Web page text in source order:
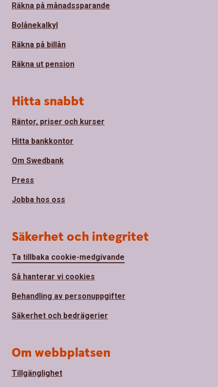
Räkna på månadssparande
Bolånekalkyl
Räkna på billån
Räkna ut pension
Hitta snabbt
Räntor, priser och kurser
Hitta bankkontor
Om Swedbank
Press
Jobba hos oss
Säkerhet och integritet
Ta tillbaka cookie-medgivande
Så hanterar vi cookies
Behandling av personuppgifter
Säkerhet och bedrägerier
Om webbplatsen
Tillgänglighet